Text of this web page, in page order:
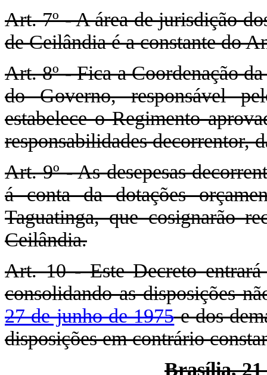
Art. 7º - A área de jurisdição
de Ceilândia é a constante do
Art. 8º - Fica a Coordenação
do Governo, responsável
estabelece o Regimento
responsabilidades decorrentor,
Art. 9º - As desepesas
á conta da dotações
Taguatinga, que cosignarão
Ceilândia.
Art. 10 - Este Decreto
consolidando as disposições
27 de junho de 1975e dos
disposições em contrário
Brasília, 21